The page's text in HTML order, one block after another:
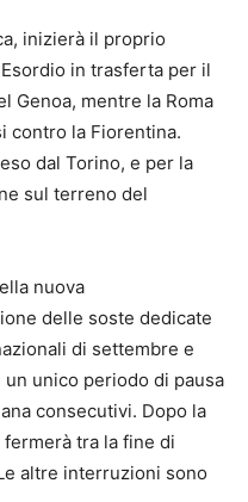
inizierà il proprio
in trasferta per il
Genoa, mentre la Roma
contro la Fiorentina.
dal Torino, e per la
sul terreno del
nuova
delle soste dedicate
di settembre e
unico periodo di pausa
consecutivi. Dopo la
tra la fine di
altre interruzioni sono